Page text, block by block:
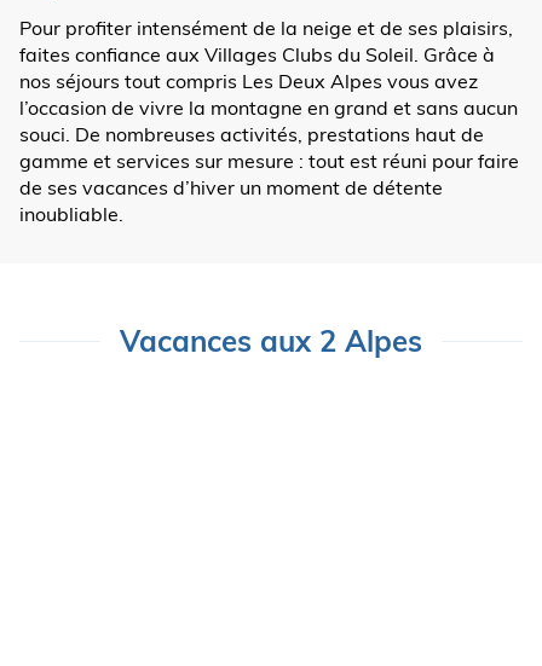
Pour profiter intensément de la neige et de ses plaisirs,
faites confiance aux Villages Clubs du Soleil. Grâce à
nos séjours tout compris Les Deux Alpes vous avez
l’occasion de vivre la montagne en grand et sans aucun
souci. De nombreuses activités, prestations haut de
gamme et services sur mesure : tout est réuni pour faire
de ses vacances d’hiver un moment de détente
inoubliable.
Vacances aux 2 Alpes